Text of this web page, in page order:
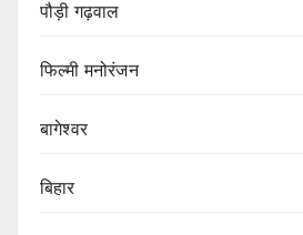
पौड़ी गढ़वाल
फिल्मी मनोरंजन
बागेश्वर
बिहार